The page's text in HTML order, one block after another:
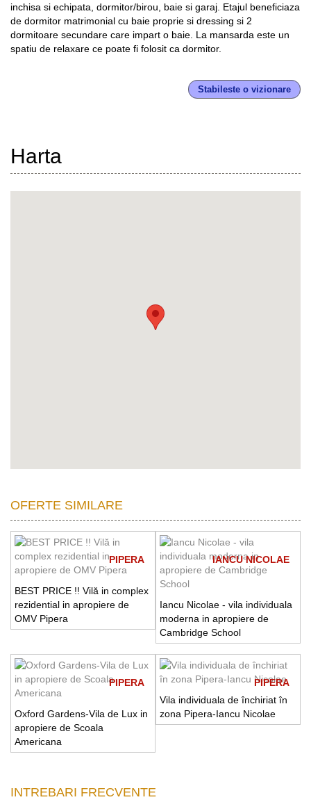
inchisa si echipata, dormitor/birou, baie si garaj. Etajul beneficiaza
de dormitor matrimonial cu baie proprie si dressing si 2
dormitoare secundare care impart o baie. La mansarda este un
spatiu de relaxare ce poate fi folosit ca dormitor.
Stabileste o vizionare
Harta
OFERTE SIMILARE
PIPERA
BEST PRICE !! Vilă in complex
rezidential in apropiere de
OMV Pipera
IANCU NICOLAE
Iancu Nicolae - vila individuala
moderna in apropiere de
Cambridge School
PIPERA
Oxford Gardens-Vila de Lux in
apropiere de Scoala
Americana
PIPERA
Vila individuala de închiriat în
zona Pipera-Iancu Nicolae
INTREBARI FRECVENTE